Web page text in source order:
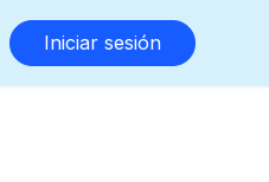
Iniciar sesión